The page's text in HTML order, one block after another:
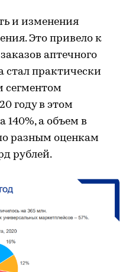
и изменения
Это привело к
аптечного
стал практически
году в этом
140%, а объем в
разным оценкам
рублей.